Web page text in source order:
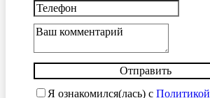
Отправить
Я ознакомился(лась) с Политикой